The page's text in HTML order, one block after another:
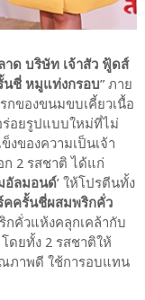
ด บริษัท เจ้าสัว ฟู้ดส์
นชี่ หมูแท่งกรอบ” ภาย
กของขนมขบเคี้ยวเนื้อ
อยรูปแบบใหม่ที่ไม่
ของความเป็นเจ้า
ก 2 รสชาติ ได้แก่
อัลมอนด์’ ให้โปรตีนทั้ง
คครั้นชี่ผสมพริกคั่ว
กคั่วแห้งคลุกเคล้ากับ
ดยทั้ง 2 รสชาติให้
ภาพดี ใช้การอบแทน